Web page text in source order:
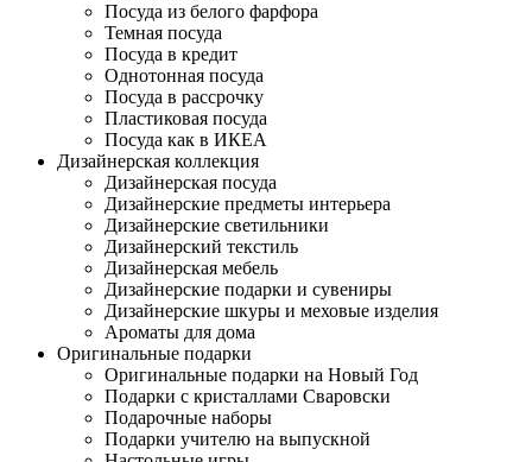
Посуда из белого фарфора
Темная посуда
Посуда в кредит
Однотонная посуда
Посуда в рассрочку
Пластиковая посуда
Посуда как в ИКЕА
Дизайнерская коллекция
Дизайнерская посуда
Дизайнерские предметы интерьера
Дизайнерские светильники
Дизайнерский текстиль
Дизайнерская мебель
Дизайнерские подарки и сувениры
Дизайнерские шкуры и меховые изделия
Ароматы для дома
Оригинальные подарки
Оригинальные подарки на Новый Год
Подарки с кристаллами Сваровски
Подарочные наборы
Подарки учителю на выпускной